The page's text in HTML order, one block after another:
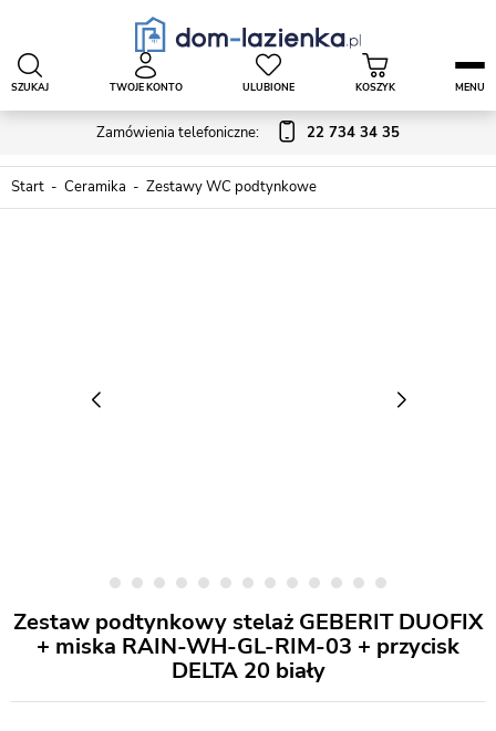
Zamówienia telefoniczne: 22 734 34 35
SZUKAJ TWOJE KONTO ULUBIONE KOSZYK MENU
Start Ceramika Zestawy WC podtynkowe
Zestaw podtynkowy stelaż GEBERIT DUOFIX
+ miska RAIN-WH-GL-RIM-03 + przycisk
DELTA 20 biały